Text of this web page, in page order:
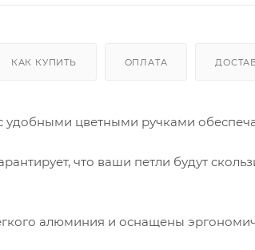
КАК КУПИТЬ ОПЛАТА
цветными ручками
что ваши петли будут
алюминия и оснащены